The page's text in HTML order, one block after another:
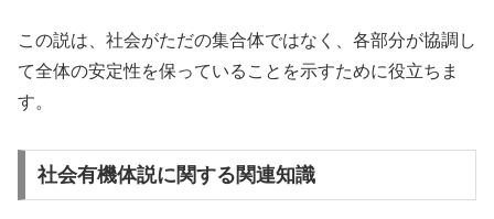
この説は、社会がただの集合体ではなく、各部分が協調し
て全体の安定性を保っていることを示すために役立ちま
す。
社会有機体説に関する関連知識